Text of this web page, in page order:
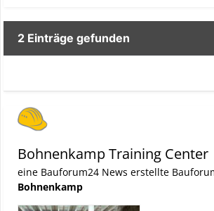
2 Einträge gefunden
Bohnenkamp Training Center
eine Bauforum24 News erstellte
Bohnenkamp